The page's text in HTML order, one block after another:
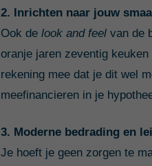
2. Inrichten naar jouw
Ook de look and feel van de
oranje jaren zeventig
rekening mee dat je dit wel
meefinancieren in je
3. Moderne bedrading en
Je hoeft je geen zorgen te